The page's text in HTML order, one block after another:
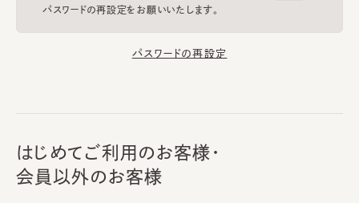
パスワードの再設定をお願いいたします。
パスワードの再設定
はじめてご利用のお客様・
会員以外のお客様